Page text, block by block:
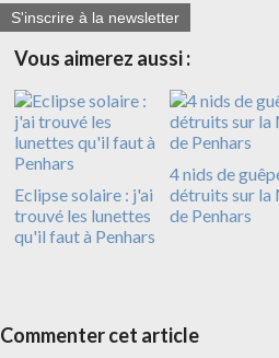
S'inscrire à la newsletter
Vous aimerez aussi :
Eclipse solaire : j'ai
trouvé les lunettes
qu'il faut à Penhars
4 nids de
détruits sur la
de Penhars
Commenter cet article